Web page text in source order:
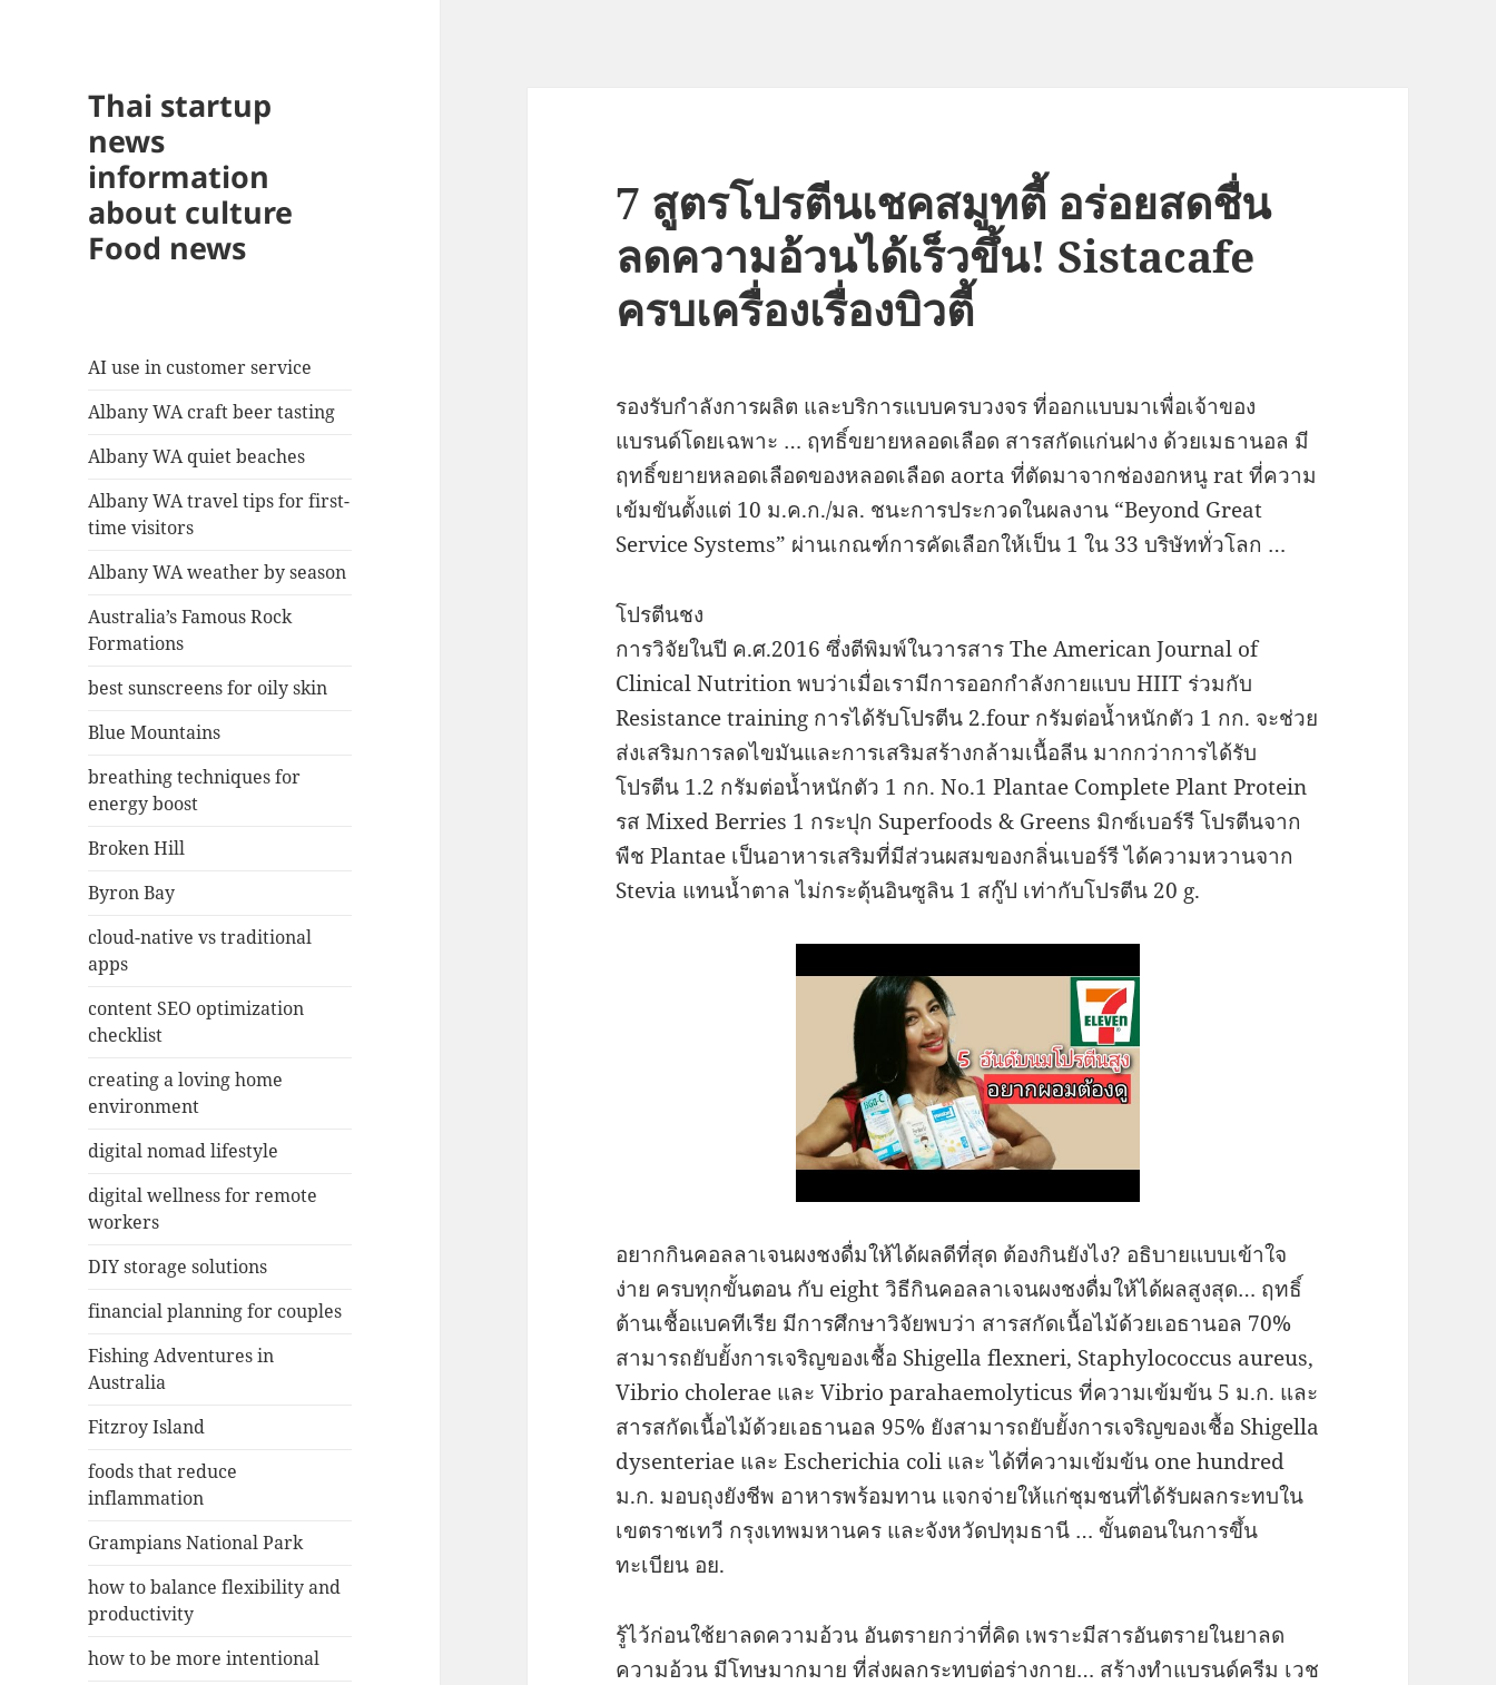
Thai startup
news
information
about culture
Food news
AI use in customer service
Albany WA craft beer tasting
Albany WA quiet beaches
Albany WA travel tips for first-
time visitors
Albany WA weather by season
Australia’s Famous Rock
Formations
best sunscreens for oily skin
Blue Mountains
breathing techniques for
energy boost
Broken Hill
Byron Bay
cloud-native vs traditional
apps
content SEO optimization
checklist
creating a loving home
environment
digital nomad lifestyle
digital wellness for remote
workers
DIY storage solutions
financial planning for couples
Fishing Adventures in
Australia
Fitzroy Island
foods that reduce
inflammation
Grampians National Park
how to balance flexibility and
productivity
how to be more intentional
7 สูตรโปรตีนเชคสมูทตี้ อร่อยสดชื่น
ลดความอ้วนได้เร็วขึ้น! Sistacafe
ครบเครื่องเรื่องบิวตี้
รองรับกำลังการผลิต และบริการแบบครบวงจร ที่ออกแบบมาเพื่อเจ้าของ
แบรนด์โดยเฉพาะ … ฤทธิ์ขยายหลอดเลือด สารสกัดแก่นฝาง ด้วยเมธานอล มี
ฤทธิ์ขยายหลอดเลือดของหลอดเลือด aorta ที่ตัดมาจากช่องอกหนู rat ที่ความ
เข้มขันตั้งแต่ 10 ม.ค.ก./มล. ชนะการประกวดในผลงาน “Beyond Great
Service Systems” ผ่านเกณฑ์การคัดเลือกให้เป็น 1 ใน 33 บริษัททั่วโลก …
โปรตีนชง
การวิจัยในปี ค.ศ.2016 ซึ่งตีพิมพ์ในวารสาร The American Journal of
Clinical Nutrition พบว่าเมื่อเรามีการออกกำลังกายแบบ HIIT ร่วมกับ
Resistance training การได้รับโปรตีน 2.four กรัมต่อน้ำหนักตัว 1 กก. จะช่วย
ส่งเสริมการลดไขมันและการเสริมสร้างกล้ามเนื้อลีน มากกว่าการได้รับ
โปรตีน 1.2 กรัมต่อน้ำหนักตัว 1 กก. No.1 Plantae Complete Plant Protein
รส Mixed Berries 1 กระปุก Superfoods & Greens มิกซ์เบอร์รี โปรตีนจาก
พืช Plantae เป็นอาหารเสริมที่มีส่วนผสมของกลิ่นเบอร์รี ได้ความหวานจาก
Stevia แทนน้ำตาล ไม่กระตุ้นอินซูลิน 1 สกู๊ป เท่ากับโปรตีน 20 g.
อยากกินคอลลาเจนผงชงดื่มให้ได้ผลดีที่สุด ต้องกินยังไง? อธิบายแบบเข้าใจ
ง่าย ครบทุกขั้นตอน กับ eight วิธีกินคอลลาเจนผงชงดื่มให้ได้ผลสูงสุด… ฤทธิ์
ต้านเชื้อแบคทีเรีย มีการศึกษาวิจัยพบว่า สารสกัดเนื้อไม้ด้วยเอธานอล 70%
สามารถยับยั้งการเจริญของเชื้อ Shigella flexneri, Staphylococcus aureus,
Vibrio cholerae และ Vibrio parahaemolyticus ที่ความเข้มข้น 5 ม.ก. และ
สารสกัดเนื้อไม้ด้วยเอธานอล 95% ยังสามารถยับยั้งการเจริญของเชื้อ Shigella
dysenteriae และ Escherichia coli และ ได้ที่ความเข้มข้น one hundred
ม.ก. มอบถุงยังชีพ อาหารพร้อมทาน แจกจ่ายให้แก่ชุมชนที่ได้รับผลกระทบใน
เขตราชเทวี กรุงเทพมหานคร และจังหวัดปทุมธานี … ขั้นตอนในการขึ้น
ทะเบียน อย.
รู้ไว้ก่อนใช้ยาลดความอ้วน อันตรายกว่าที่คิด เพราะมีสารอันตรายในยาลด
ความอ้วน มีโทษมากมาย ที่ส่งผลกระทบต่อร่างกาย… สร้างทำแบรนด์ครีม เวช